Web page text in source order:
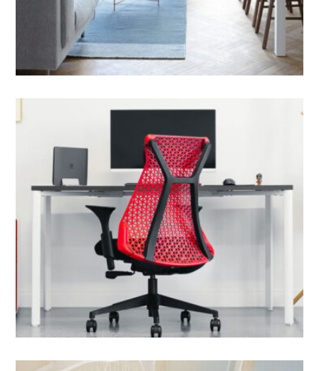
Interior Design
Apartment interior layout